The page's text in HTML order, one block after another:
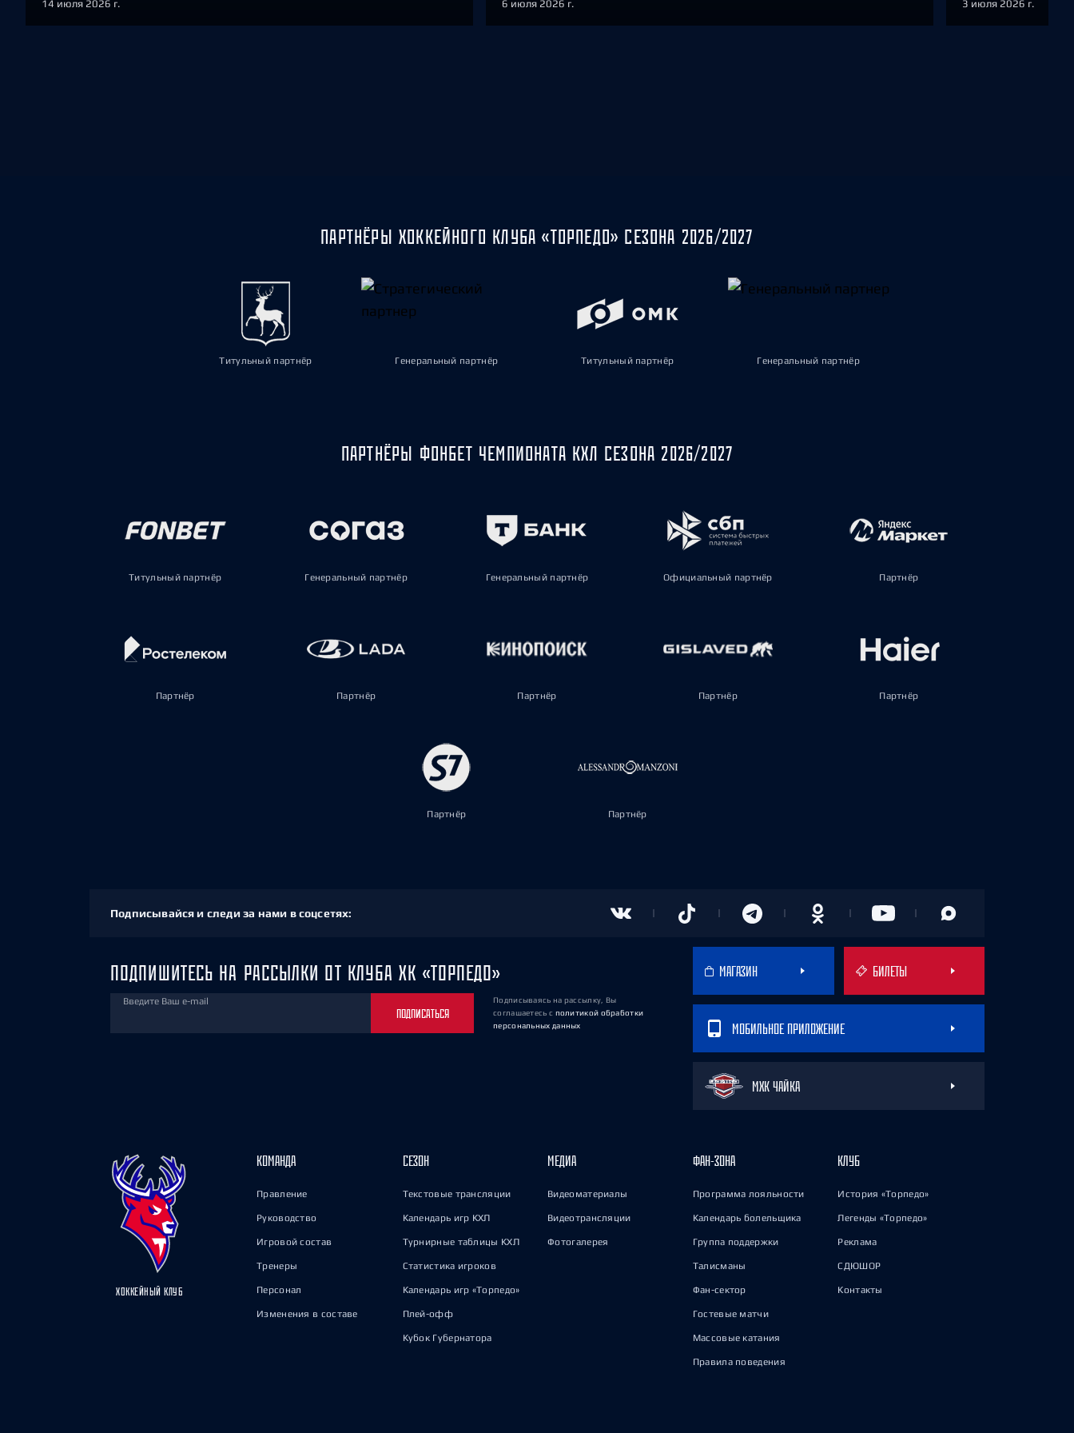
14 июля 2026 г. 6 июля 2026 г. 3 июля 2026 г.
ПАРТНЁРЫ ХОККЕЙНОГО КЛУБА «ТОРПЕДО» СЕЗОНА 2026/2027
Титульный партнёр Генеральный партнёр Титульный партнёр Генеральный партнёр
ПАРТНЁРЫ ФОНБЕТ ЧЕМПИОНАТА КХЛ СЕЗОНА 2026/2027
Титульный партнёр Генеральный партнёр Генеральный партнёр Официальный партнёр Партнёр
Партнёр Партнёр Партнёр Партнёр Партнёр
Партнёр Партнёр
Подписывайся и следи за нами в соцсетях:
ПОДПИШИТЕСЬ НА РАССЫЛКИ ОТ КЛУБА ХК «ТОРПЕДО»
Введите Ваш e-mail
ПОДПИСАТЬСЯ
Подписываясь на рассылку, Вы
соглашаетесь с политикой обработки
персональных данных
МАГАЗИН БИЛЕТЫ
МОБИЛЬНОЕ ПРИЛОЖЕНИЕ
МХК ЧАЙКА
ХОККЕЙНЫЙ КЛУБ
КОМАНДА
Правление
Руководство
Игровой состав
Тренеры
Персонал
Изменения в составе
СЕЗОН
Текстовые трансляции
Календарь игр КХЛ
Турнирные таблицы КХЛ
Статистика игроков
Календарь игр «Торпедо»
Плей-офф
Кубок Губернатора
МЕДИА
Видеоматериалы
Видеотрансляции
Фотогалерея
ФАН-ЗОНА
Программа лояльности
Календарь болельщика
Группа поддержки
Талисманы
Фан-сектор
Гостевые матчи
Массовые катания
Правила поведения
КЛУБ
История «Торпедо»
Легенды «Торпедо»
Реклама
СДЮШОР
Контакты